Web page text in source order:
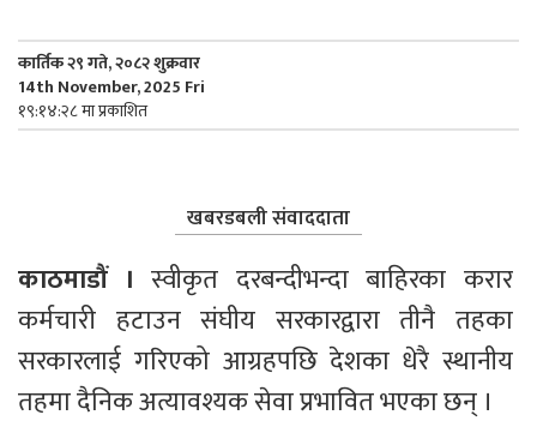
कार्तिक २९ गते, २०८२ शुक्रवार
14th November, 2025 Fri
१९:१४:२८ मा प्रकाशित
खबरडबली संवाददाता
काठमाडौं । स्वीकृत दरबन्दीभन्दा बाहिरका करार
कर्मचारी हटाउन संघीय सरकारद्वारा तीनै तहका
सरकारलाई गरिएको आग्रहपछि देशका धेरै स्थानीय
तहमा दैनिक अत्यावश्यक सेवा प्रभावित भएका छन् ।